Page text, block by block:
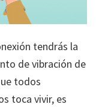
tendrás la
de vibración de
todos
toca vivir, es